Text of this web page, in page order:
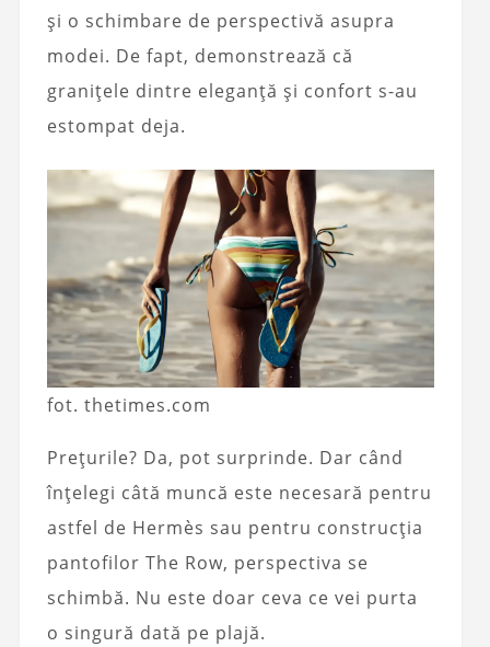
și o schimbare de perspectivă asupra
modei. De fapt, demonstrează că
granițele dintre eleganță și confort s-au
estompat deja.
fot. thetimes.com
Prețurile? Da, pot surprinde. Dar când
înțelegi câtă muncă este necesară pentru
astfel de Hermès sau pentru construcția
pantofilor The Row, perspectiva se
schimbă. Nu este doar ceva ce vei purta
o singură dată pe plajă.